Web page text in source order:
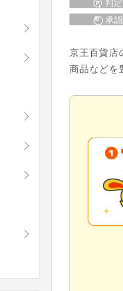
判
承
京王百貨店
商品などを